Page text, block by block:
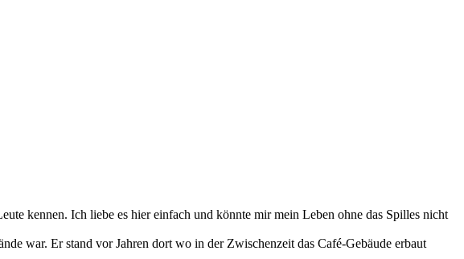
kennen. Ich liebe es hier einfach und könnte mir mein Leben ohne das Spilles nicht
war. Er stand vor Jahren dort wo in der Zwischenzeit das Café-Gebäude erbaut